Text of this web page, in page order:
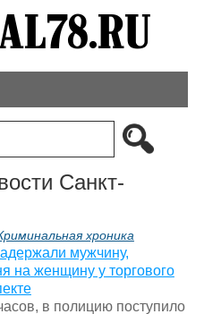
Санкт-
хроника
мужчину,
на женщину у торгового
в полицию поступило